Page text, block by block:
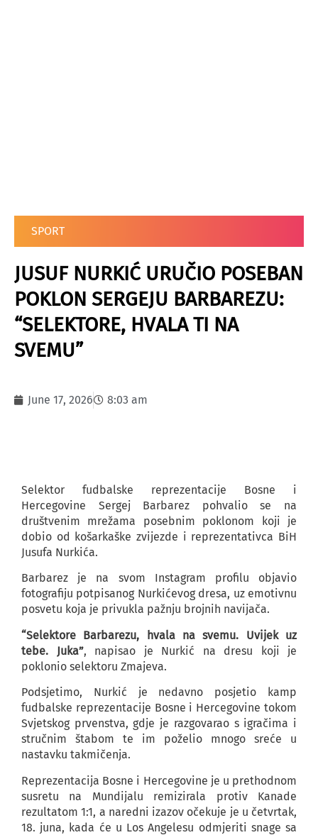
SPORT
JUSUF NURKIĆ URUČIO POSEBAN
POKLON SERGEJU BARBAREZU:
“SELEKTORE, HVALA TI NA
SVEMU”
June 17, 2026 8:03 am
Selektor fudbalske reprezentacije Bosne i
Hercegovine Sergej Barbarez pohvalio se na
društvenim mrežama posebnim poklonom koji je
dobio od košarkaške zvijezde i reprezentativca BiH
Jusufa Nurkića.
Barbarez je na svom Instagram profilu objavio
fotografiju potpisanog Nurkićevog dresa, uz emotivnu
posvetu koja je privukla pažnju brojnih navijača.
“Selektore Barbarezu, hvala na svemu. Uvijek uz
tebe. Juka”, napisao je Nurkić na dresu koji je
poklonio selektoru Zmajeva.
Podsjetimo, Nurkić je nedavno posjetio kamp
fudbalske reprezentacije Bosne i Hercegovine tokom
Svjetskog prvenstva, gdje je razgovarao s igračima i
stručnim štabom te im poželio mnogo sreće u
nastavku takmičenja.
Reprezentacija Bosne i Hercegovine je u prethodnom
susretu na Mundijalu remizirala protiv Kanade
rezultatom 1:1, a naredni izazov očekuje je u četvrtak,
18. juna, kada će u Los Angelesu odmjeriti snage sa